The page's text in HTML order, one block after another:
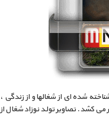
شده ای از شغالها و از زندگی ،
کشد. تصاویر تولد نوزاد شغال از